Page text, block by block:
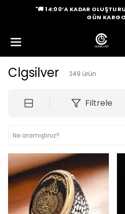
"🚚 14:00’A KADAR
GÜN
Clgsilver 249 ürün
Filtrele